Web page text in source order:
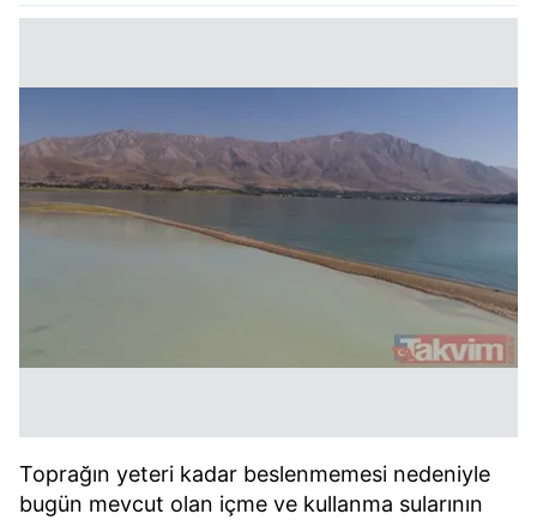
Toprağın yeteri kadar beslenmemesi nedeniyle
bugün mevcut olan içme ve kullanma sularının